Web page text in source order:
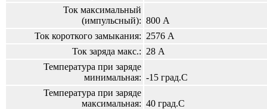
Ток максимальный
(импульсный): 800 А
Ток короткого замыкания: 2576 А
Ток заряда макс.: 28 А
Температура при заряде
минимальная: -15 град.С
Температура при заряде
максимальная: 40 град.С